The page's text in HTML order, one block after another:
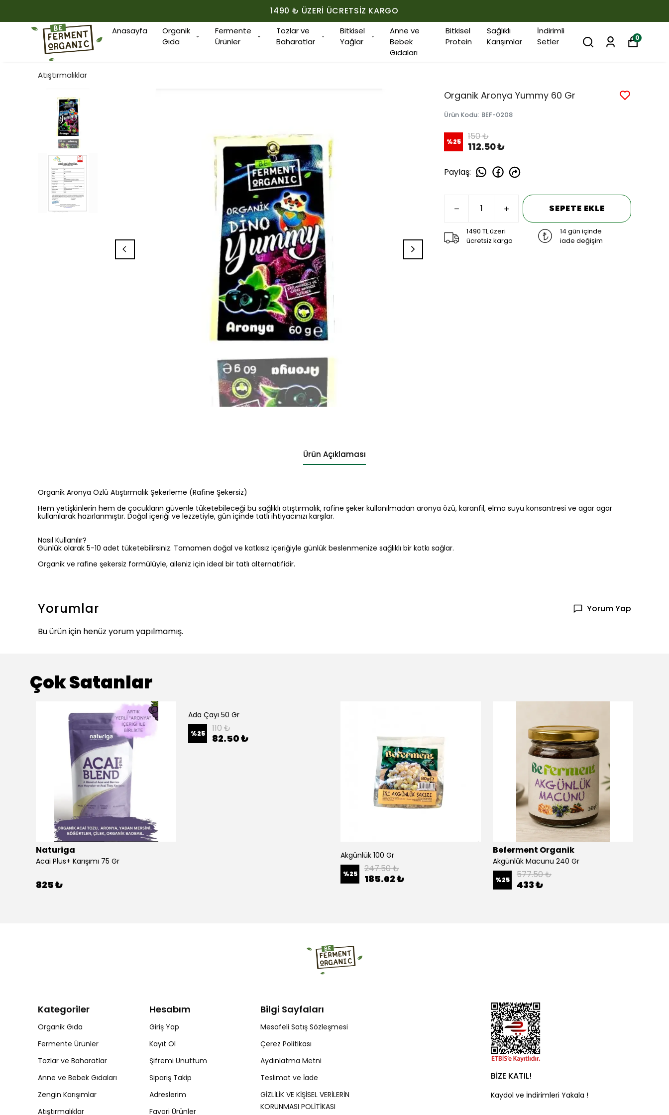
1490 ₺ ÜZERI ÜCRETSIZ KARGO
Anasayfa
Organik
Gıda
Fermente
Ürünler
Tozlar ve
Baharatlar
Bitkisel
Yağlar
Anne ve
Bebek
Gıdaları
Bitkisel
Protein
Sağlıklı
Karışımlar
İndirimli
Setler
0
Atıştırmalıklar
Organik Aronya Yummy 60 Gr
Ürün Kodu: BEF-0208
%25 150 ₺
112.50 ₺
Paylaş:
SEPETE EKLE
1490 TL üzeri
ücretsiz kargo
14 gün içinde
iade değişim
Ürün Açıklaması
Organik Aronya Özlü Atıştırmalık Şekerleme (Rafine Şekersiz)
Hem yetişkinlerin hem de çocukların güvenle tüketebileceği bu sağlıklı atıştırmalık, rafine şeker kullanılmadan aronya özü, karanfil, elma suyu konsantresi ve agar agar
kullanılarak hazırlanmıştır. Doğal içeriği ve lezzetiyle, gün içinde tatlı ihtiyacınızı karşılar.
Nasıl Kullanılır?
Günlük olarak 5-10 adet tüketebilirsiniz. Tamamen doğal ve katkısız içeriğiyle günlük beslenmenize sağlıklı bir katkı sağlar.
Organik ve rafine şekersiz formülüyle, aileniz için ideal bir tatlı alternatifidir.
Yorumlar
Yorum Yap
Bu ürün için henüz yorum yapılmamış.
Çok Satanlar
Naturiga
Acai Plus+ Karışımı 75 Gr
825 ₺
Ada Çayı 50 Gr
%25 110 ₺
82.50 ₺
Akgünlük 100 Gr
%25 247.50 ₺
185.62 ₺
Beferment Organik
Akgünlük Macunu 240 Gr
%25 577.50 ₺
433 ₺
Kategoriler
Organik Gıda
Fermente Ürünler
Tozlar ve Baharatlar
Anne ve Bebek Gıdaları
Zengin Karışımlar
Atıştırmalıklar
Hesabım
Giriş Yap
Kayıt Ol
Şifremi Unuttum
Sipariş Takip
Adreslerim
Favori Ürünler
Bilgi Sayfaları
Mesafeli Satış Sözleşmesi
Çerez Politikası
Aydınlatma Metni
Teslimat ve İade
GİZLİLİK VE KİŞİSEL VERİLERİN
KORUNMASI POLİTİKASI
BİZE KATIL!
Kaydol ve İndirimleri Yakala !